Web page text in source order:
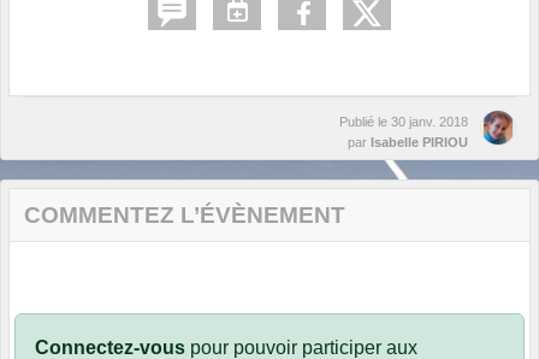
Publié le 30 janv. 2018
par Isabelle PIRIOU
COMMENTEZ L’ÉVÈNEMENT
Connectez-vous pour pouvoir participer aux